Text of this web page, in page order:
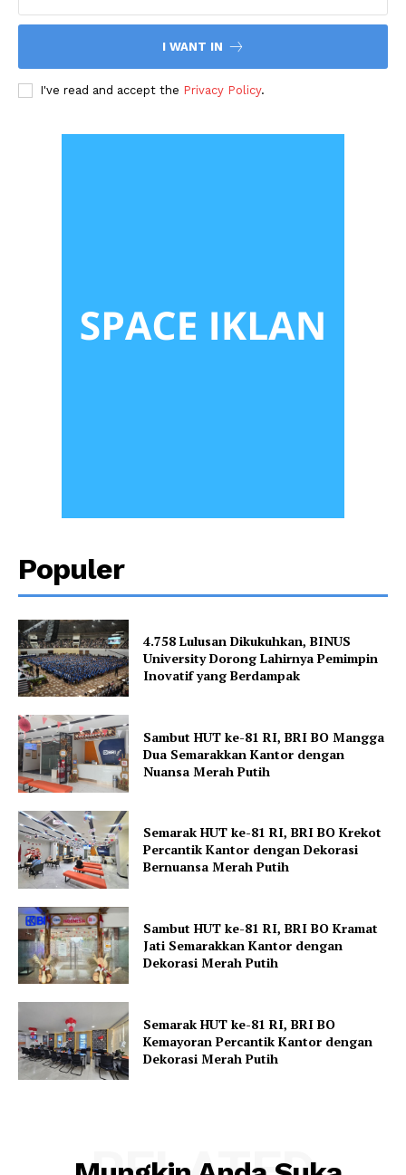
I WANT IN
I've read and accept the Privacy Policy.
Populer
4.758 Lulusan Dikukuhkan, BINUS
University Dorong Lahirnya Pemimpin
Inovatif yang Berdampak
Sambut HUT ke-81 RI, BRI BO Mangga
Dua Semarakkan Kantor dengan
Nuansa Merah Putih
Semarak HUT ke-81 RI, BRI BO Krekot
Percantik Kantor dengan Dekorasi
Bernuansa Merah Putih
Sambut HUT ke-81 RI, BRI BO Kramat
Jati Semarakkan Kantor dengan
Dekorasi Merah Putih
Semarak HUT ke-81 RI, BRI BO
Kemayoran Percantik Kantor dengan
Dekorasi Merah Putih